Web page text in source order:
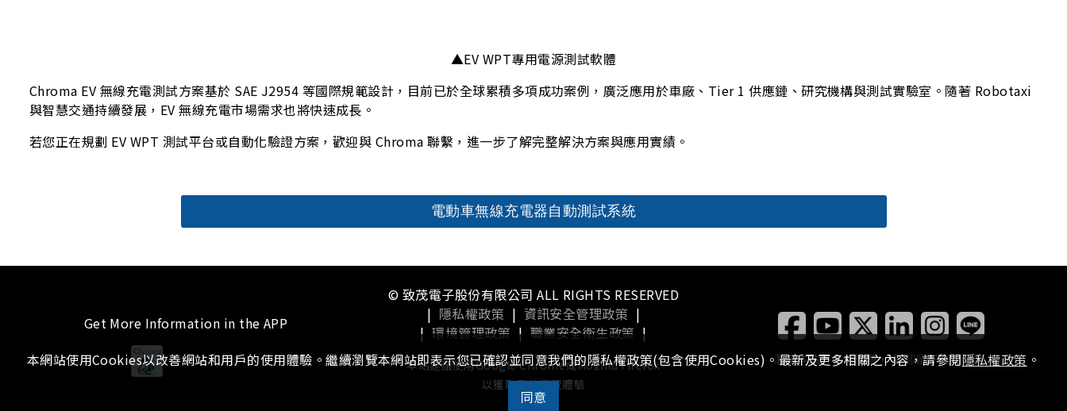
▲EV WPT專用電源測試軟體
Chroma EV 無線充電測試方案基於 SAE J2954 等國際規範設計，目前已於全球累積多項成功案例，廣泛應用於車廠、Tier 1 供應鏈、研究機構與測試實驗室。隨著 Robotaxi
與智慧交通持續發展，EV 無線充電市場需求也將快速成長。
若您正在規劃 EV WPT 測試平台或自動化驗證方案，歡迎與 Chroma 聯繫，進一步了解完整解決方案與應用實績。
電動車無線充電器自動測試系統
Get More Information in the APP
iOS Android
© 致茂電子股份有限公司 ALL RIGHTS RESERVED
| 隱私權政策 | 資訊安全管理政策 |
| 環境管理政策 | 職業安全衛生政策 |
本站建議使用Google Chrome或Mozilla Firefox
以獲取最佳瀏覽體驗
瀏覽本站有任何問題， 歡迎留下您的建議
本網站使用Cookies以改善網站和用戶的使用體驗。繼續瀏覽本網站即表示您已確認並同意我們的隱私權政策(包含使用Cookies)。最新及更多相關之內容，請參閱隱私權政策 。
同意